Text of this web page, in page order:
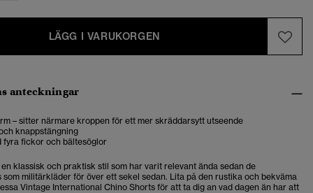
LÄGG I VARUKORGEN
anteckningar
– sitter närmare kroppen för ett mer skräddarsytt utseende
knappstängning
fyra fickor och bältesöglor
klassisk och praktisk stil som har varit relevant ända sedan de
militärkläder för över ett sekel sedan. Lita på den rustika och bekväma
Vintage International Chino Shorts för att ta dig an vad dagen än har att